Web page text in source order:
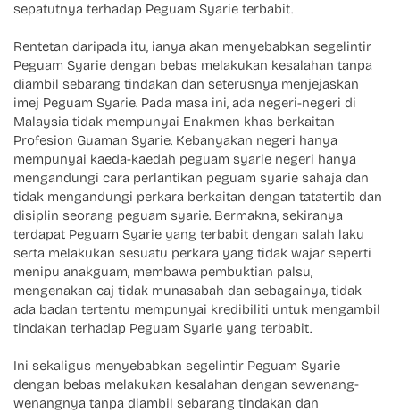
sepatutnya terhadap Peguam Syarie terbabit.
Rentetan daripada itu, ianya akan menyebabkan segelintir
Peguam Syarie dengan bebas melakukan kesalahan tanpa
diambil sebarang tindakan dan seterusnya menjejaskan
imej Peguam Syarie. Pada masa ini, ada negeri-negeri di
Malaysia tidak mempunyai Enakmen khas berkaitan
Profesion Guaman Syarie. Kebanyakan negeri hanya
mempunyai kaeda-kaedah peguam syarie negeri hanya
mengandungi cara perlantikan peguam syarie sahaja dan
tidak mengandungi perkara berkaitan dengan tatatertib dan
disiplin seorang peguam syarie. Bermakna, sekiranya
terdapat Peguam Syarie yang terbabit dengan salah laku
serta melakukan sesuatu perkara yang tidak wajar seperti
menipu anakguam, membawa pembuktian palsu,
mengenakan caj tidak munasabah dan sebagainya, tidak
ada badan tertentu mempunyai kredibiliti untuk mengambil
tindakan terhadap Peguam Syarie yang terbabit.
Ini sekaligus menyebabkan segelintir Peguam Syarie
dengan bebas melakukan kesalahan dengan sewenang-
wenangnya tanpa diambil sebarang tindakan dan